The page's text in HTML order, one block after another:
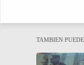
TAMBIEN